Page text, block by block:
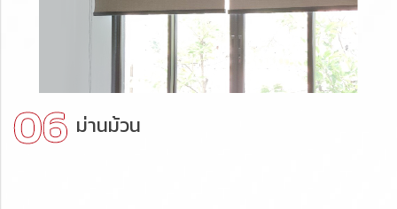
ม่านม้วน